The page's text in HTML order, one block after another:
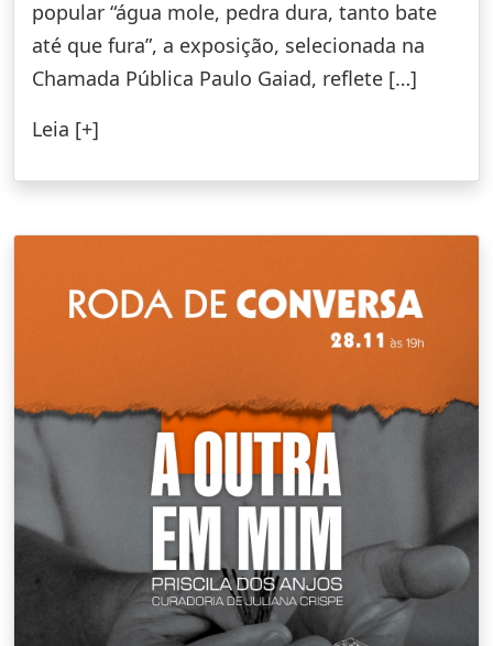
popular “água mole, pedra dura, tanto bate
até que fura”, a exposição, selecionada na
Chamada Pública Paulo Gaiad, reflete […]
Leia [+]